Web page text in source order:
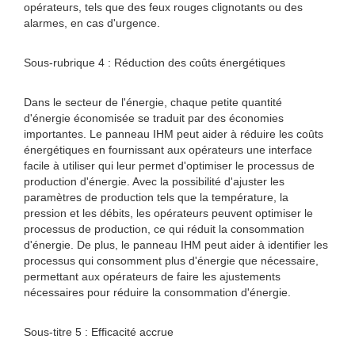
opérateurs, tels que des feux rouges clignotants ou des
alarmes, en cas d'urgence.
Sous-rubrique 4 : Réduction des coûts énergétiques
Dans le secteur de l'énergie, chaque petite quantité
d'énergie économisée se traduit par des économies
importantes. Le panneau IHM peut aider à réduire les coûts
énergétiques en fournissant aux opérateurs une interface
facile à utiliser qui leur permet d'optimiser le processus de
production d'énergie. Avec la possibilité d'ajuster les
paramètres de production tels que la température, la
pression et les débits, les opérateurs peuvent optimiser le
processus de production, ce qui réduit la consommation
d'énergie. De plus, le panneau IHM peut aider à identifier les
processus qui consomment plus d'énergie que nécessaire,
permettant aux opérateurs de faire les ajustements
nécessaires pour réduire la consommation d'énergie.
Sous-titre 5 : Efficacité accrue